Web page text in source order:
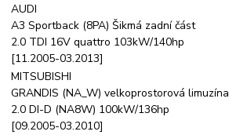
AUDI
A3 Sportback (8PA) Šikmá zadní část
2.0 TDI 16V quattro 103kW/140hp
[11.2005-03.2013]
MITSUBISHI
GRANDIS (NA_W) velkoprostorová limuzína
2.0 DI-D (NA8W) 100kW/136hp
[09.2005-03.2010]